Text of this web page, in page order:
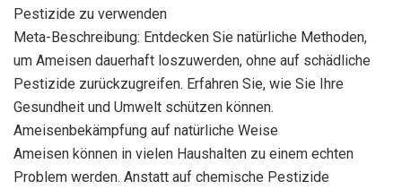
Pestizide zu verwenden
Meta-Beschreibung: Entdecken Sie natürliche Methoden,
um Ameisen dauerhaft loszuwerden, ohne auf schädliche
Pestizide zurückzugreifen. Erfahren Sie, wie Sie Ihre
Gesundheit und Umwelt schützen können.
Ameisenbekämpfung auf natürliche Weise
Ameisen können in vielen Haushalten zu einem echten
Problem werden. Anstatt auf chemische Pestizide